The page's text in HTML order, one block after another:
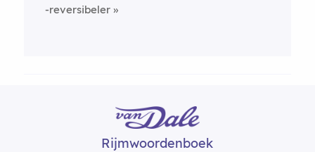
-reversibeler
Rijmwoordenboek